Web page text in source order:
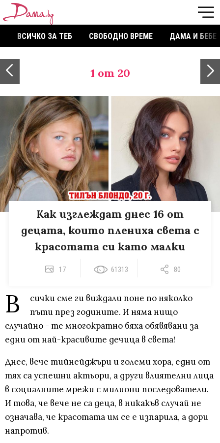
ВСИЧКО ЗА ТЕБ СВОБОДНО ВРЕМЕ ДАМА И БЕБЕ
1 от 20
Как изглеждат днес 16 от
децата, които плениха света с
красотата си като малки
17 61313 80
В
сички сме ги виждали поне по няколко
пъти през годините. И няма нищо
случайно - те многократно бяха обявявани за
едни от най-красивите дечица в света!
Днес, вече тийнейджъри и големи хора, едни от
тях са успешни актьори, а други влиятелни лица
в социалните мрежи с милиони последователи.
И това, че вече не са деца, в никакъв случай не
означава, че красотата им се е изпарила, а дори
напротив.